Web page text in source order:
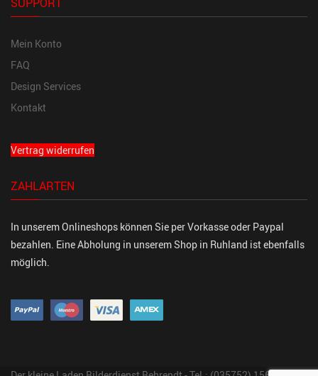
Mein Konto
FAQ
Design Services
Kontakt
Vertrag widerrufen
ZAHLARTEN
In unserem Onlineshops können Sie per Vorkasse oder Paypal
bezahlen. Eine Abholung in unserem Shop in Ruhland ist ebenfalls
möglich.